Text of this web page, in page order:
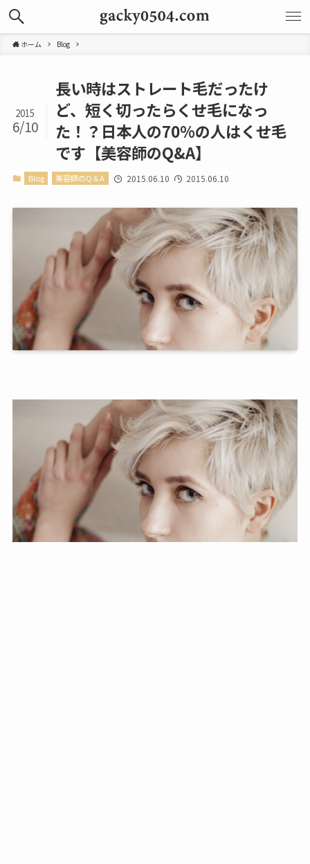
ホーム Blog
長い時はストレート毛だったけ
ど、短く切ったらくせ毛になっ
た！？日本人の70%の人はくせ毛
です【美容師のQ&A】
2015
6/10
Blog 美容師のQ＆A 2015.06.10 2015.06.10